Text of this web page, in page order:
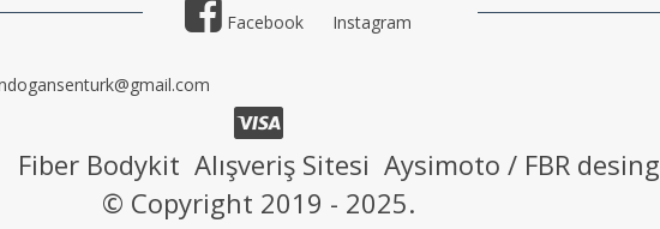
Facebook Instagram
Bodykit Alışveriş Sitesi Aysimoto / FBR desing
© Copyright 2019 - 2025.